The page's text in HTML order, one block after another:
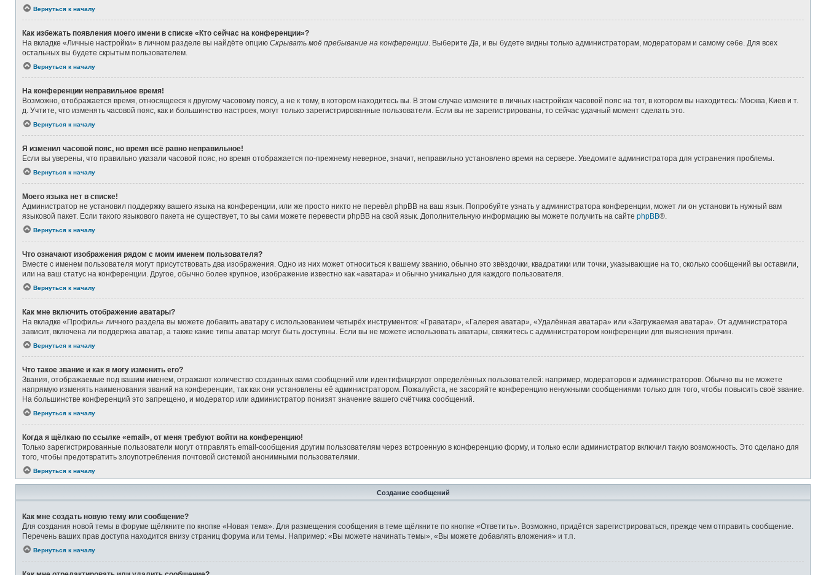
Вернуться к началу
Как избежать появления моего имени в списке «Кто сейчас на конференции»?
На вкладке «Личные настройки» в личном разделе вы найдёте опцию Скрывать моё пребывание на конференции . Выберите Да , и вы будете видны только администраторам, модераторам и самому себе. Для всех
остальных вы будете скрытым пользователем.
Вернуться к началу
На конференции неправильное время!
Возможно, отображается время, относящееся к другому часовому поясу, а не к тому, в котором находитесь вы. В этом случае измените в личных настройках часовой пояс на тот, в котором вы находитесь: Москва, Киев и т.
д. Учтите, что изменять часовой пояс, как и большинство настроек, могут только зарегистрированные пользователи. Если вы не зарегистрированы, то сейчас удачный момент сделать это.
Вернуться к началу
Я изменил часовой пояс, но время всё равно неправильное!
Если вы уверены, что правильно указали часовой пояс, но время отображается по-прежнему неверное, значит, неправильно установлено время на сервере. Уведомите администратора для устранения проблемы.
Вернуться к началу
Моего языка нет в списке!
Администратор не установил поддержку вашего языка на конференции, или же просто никто не перевёл phpBB на ваш язык. Попробуйте узнать у администратора конференции, может ли он установить нужный вам
языковой пакет. Если такого языкового пакета не существует, то вы сами можете перевести phpBB на свой язык. Дополнительную информацию вы можете получить на сайте phpBB®.
Вернуться к началу
Что означают изображения рядом с моим именем пользователя?
Вместе с именем пользователя могут присутствовать два изображения. Одно из них может относиться к вашему званию, обычно это звёздочки, квадратики или точки, указывающие на то, сколько сообщений вы оставили,
или на ваш статус на конференции. Другое, обычно более крупное, изображение известно как «аватара» и обычно уникально для каждого пользователя.
Вернуться к началу
Как мне включить отображение аватары?
На вкладке «Профиль» личного раздела вы можете добавить аватару с использованием четырёх инструментов: «Граватар», «Галерея аватар», «Удалённая аватара» или «Загружаемая аватара». От администратора
зависит, включена ли поддержка аватар, а также какие типы аватар могут быть доступны. Если вы не можете использовать аватары, свяжитесь с администратором конференции для выяснения причин.
Вернуться к началу
Что такое звание и как я могу изменить его?
Звания, отображаемые под вашим именем, отражают количество созданных вами сообщений или идентифицируют определённых пользователей: например, модераторов и администраторов. Обычно вы не можете
напрямую изменять наименования званий на конференции, так как они установлены её администратором. Пожалуйста, не засоряйте конференцию ненужными сообщениями только для того, чтобы повысить своё звание.
На большинстве конференций это запрещено, и модератор или администратор понизят значение вашего счётчика сообщений.
Вернуться к началу
Когда я щёлкаю по ссылке «email», от меня требуют войти на конференцию!
Только зарегистрированные пользователи могут отправлять email-сообщения другим пользователям через встроенную в конференцию форму, и только если администратор включил такую возможность. Это сделано для
того, чтобы предотвратить злоупотребления почтовой системой анонимными пользователями.
Вернуться к началу
Создание сообщений
Как мне создать новую тему или сообщение?
Для создания новой темы в форуме щёлкните по кнопке «Новая тема». Для размещения сообщения в теме щёлкните по кнопке «Ответить». Возможно, придётся зарегистрироваться, прежде чем отправить сообщение.
Перечень ваших прав доступа находится внизу страниц форума или темы. Например: «Вы можете начинать темы», «Вы можете добавлять вложения» и т.п.
Вернуться к началу